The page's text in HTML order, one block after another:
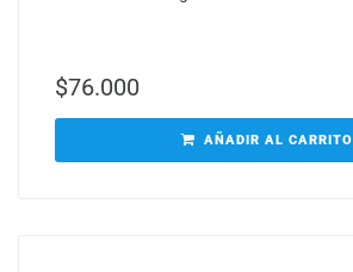
$76.000
AÑADIR AL CARRITO